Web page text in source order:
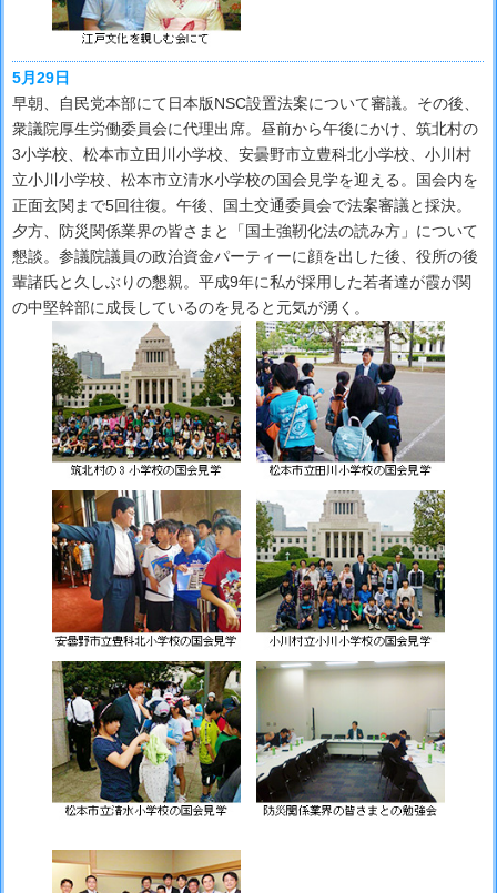
5月29日
早朝、自民党本部にて日本版NSC設置法案について審議。その後、
衆議院厚生労働委員会に代理出席。昼前から午後にかけ、筑北村の
3小学校、松本市立田川小学校、安曇野市立豊科北小学校、小川村
立小川小学校、松本市立清水小学校の国会見学を迎える。国会内を
正面玄関まで5回往復。午後、国土交通委員会で法案審議と採決。
夕方、防災関係業界の皆さまと「国土強靭化法の読み方」について
懇談。参議院議員の政治資金パーティーに顔を出した後、役所の後
輩諸氏と久しぶりの懇親。平成9年に私が採用した若者達が霞が関
の中堅幹部に成長しているのを見ると元気が湧く。